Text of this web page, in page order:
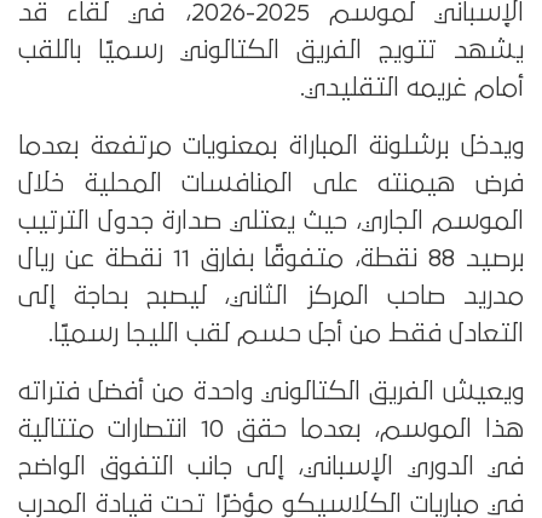
الإسباني لموسم 2025-2026، في لقاء قد
يشهد تتويج الفريق الكتالوني رسميًا باللقب
أمام غريمه التقليدي.
ويدخل برشلونة المباراة بمعنويات مرتفعة بعدما
فرض هيمنته على المنافسات المحلية خلال
الموسم الجاري، حيث يعتلي صدارة جدول الترتيب
برصيد 88 نقطة، متفوقًا بفارق 11 نقطة عن ريال
مدريد صاحب المركز الثاني، ليصبح بحاجة إلى
التعادل فقط من أجل حسم لقب الليجا رسميًا.
ويعيش الفريق الكتالوني واحدة من أفضل فتراته
هذا الموسم، بعدما حقق 10 انتصارات متتالية
في الدوري الإسباني، إلى جانب التفوق الواضح
في مباريات الكلاسيكو مؤخرًا تحت قيادة المدرب